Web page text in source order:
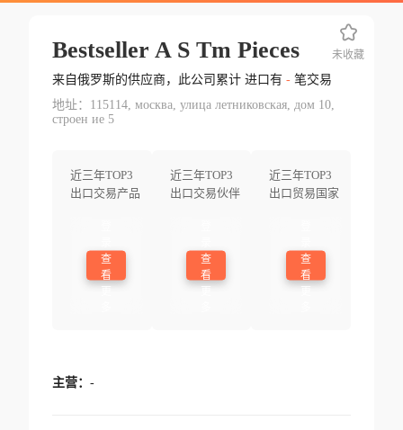
Bestseller A S Tm Pieces
来自俄罗斯的供应商，此公司累计 进口有 -笔交易
地址：115114, москва, улица летниковская, дом 10,
строен ие 5
近三年TOP3
出口交易产品
查
看
近三年TOP3
出口交易伙伴
查
看
近三年TOP3
出口贸易国家
查
看
未收藏
主营： -